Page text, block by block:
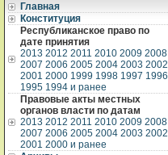
Главная
Конституция
Республиканское право по
дате принятия
2013 2012 2011 2010 2009 2008
2007 2006 2005 2004 2003 2002
2001 2000 1999 1998 1997 1996
1995 1994 и ранее
Правовые акты местных
органов власти по датам
2013 2012 2011 2010 2009 2008
2007 2006 2005 2004 2003 2002
2001 2000 и ранее